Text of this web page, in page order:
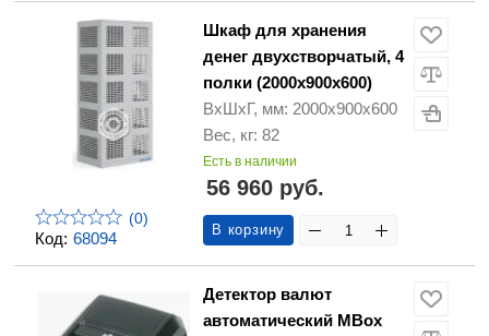
Код: 68094
(0)
Шкаф для хранения
денег двухстворчатый, 4
полки (2000х900х600)
ВхШхГ, мм: 2000х900х600
Вес, кг: 82
Есть в наличии
56 960 руб.
В корзину
Детектор валют
автоматический MBox